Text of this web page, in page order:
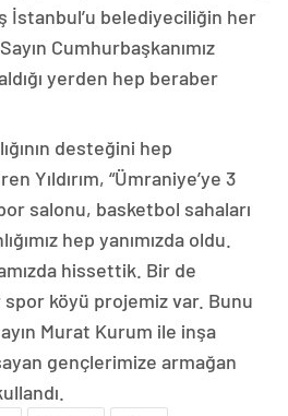
İstanbul’u belediyeciliğin her
Cumhurbaşkanımız
yerden hep beraber
desteğini hep
Yıldırım, “Ümraniye’ye 3
salonu, basketbol sahaları
hep yanımızda oldu.
hissettik. Bir de
spor köyü projemiz var. Bunu
Murat Kurum ile inşa
gençlerimize armağan